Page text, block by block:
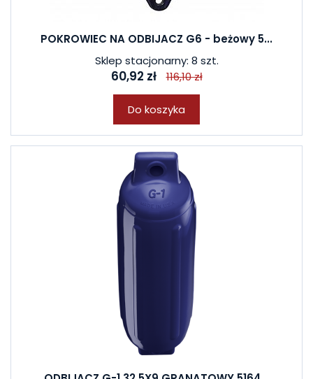
POKROWIEC NA ODBIJACZ G6 - beżowy 5...
Sklep stacjonarny: 8 szt.
60,92 zł 116,10 zł
Do koszyka